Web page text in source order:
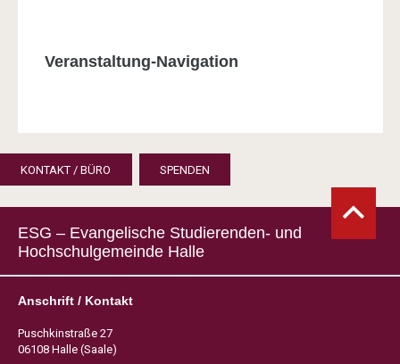
Veranstaltung-Navigation
KONTAKT / BÜRO SPENDEN
ESG – Evangelische Studierenden- und
Hochschulgemeinde Halle
Anschrift / Kontakt
Puschkinstraße 27
06108 Halle (Saale)